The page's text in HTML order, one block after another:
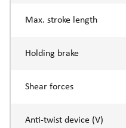
Max. stroke length
Holding brake
Shear forces
Anti-twist device (V)